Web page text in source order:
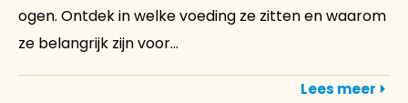
ogen. Ontdek in welke voeding ze zitten en waarom
ze belangrijk zijn voor...
Lees meer